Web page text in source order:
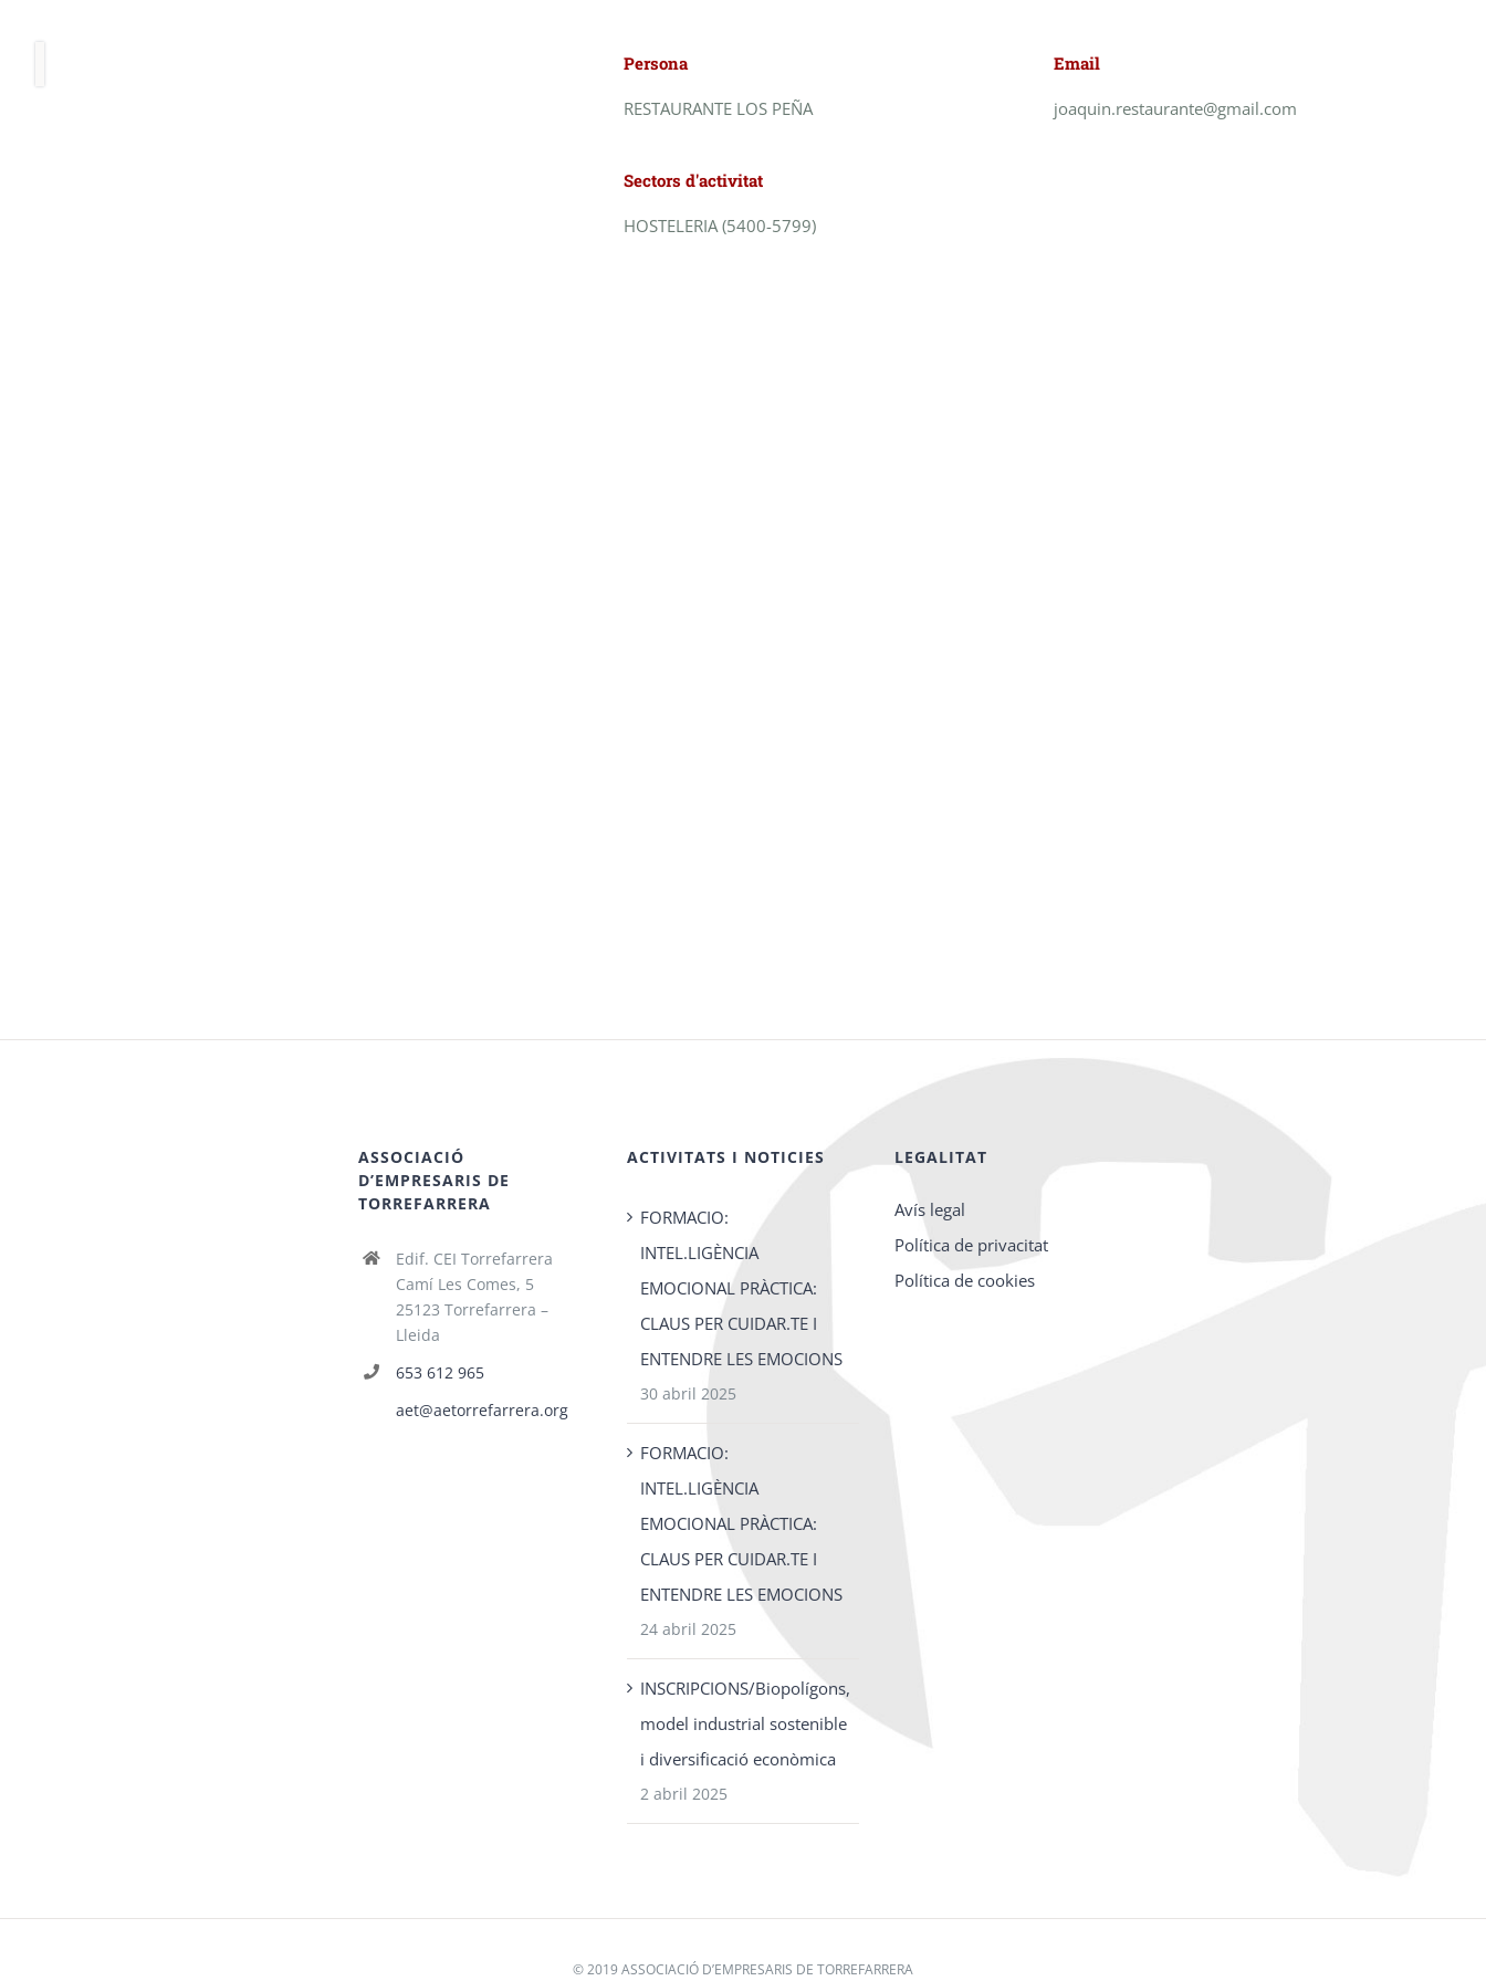
Persona
RESTAURANTE LOS PEÑA
Email
joaquin.restaurante@gmail.com
Sectors d'activitat
HOSTELERIA (5400-5799)
ASSOCIACIÓ
D’EMPRESARIS DE
TORREFARRERA
Edif. CEI Torrefarrera
Camí Les Comes, 5
25123 Torrefarrera –
Lleida
653 612 965
aet@aetorrefarrera.org
ACTIVITATS I NOTICIES
FORMACIO:
INTEL.LIGÈNCIA
EMOCIONAL PRÀCTICA:
CLAUS PER CUIDAR.TE I
ENTENDRE LES EMOCIONS
30 abril 2025
FORMACIO:
INTEL.LIGÈNCIA
EMOCIONAL PRÀCTICA:
CLAUS PER CUIDAR.TE I
ENTENDRE LES EMOCIONS
24 abril 2025
INSCRIPCIONS/Biopolígons,
model industrial sostenible
i diversificació econòmica
2 abril 2025
LEGALITAT
Avís legal
Política de privacitat
Política de cookies
© 2019 ASSOCIACIÓ D’EMPRESARIS DE TORREFARRERA
Aquest lloc web utilitza galetes
ACCEPTA-HO TOT REBUTJA-HO TOT